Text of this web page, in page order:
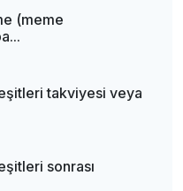
(meme
takviyesi veya
sonrası